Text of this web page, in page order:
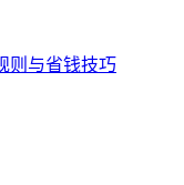
则与省钱技巧